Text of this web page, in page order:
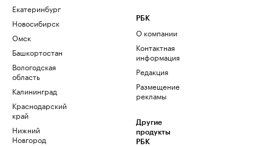
Екатеринбург
Новосибирск
Омск
Башкортостан
Вологодская
область
Калининград
Краснодарский
край
Нижний
Новгород
РБК
О компании
Контактная
информация
Редакция
Размещение
рекламы
Другие
продукты
РБК